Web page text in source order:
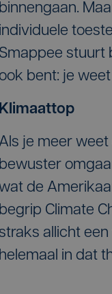
binnengaan.
individuele
Smappee stuurt
bent: je
Klimaattop
je meer
bewuster
de
begrip Climate
straks allicht
helemaal in dat